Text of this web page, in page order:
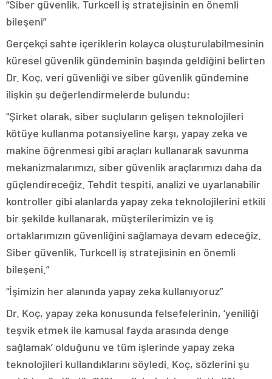
“Siber güvenlik, Turkcell iş stratejisinin en önemli
bileşeni”
Gerçekçi sahte içeriklerin kolayca oluşturulabilmesinin
küresel güvenlik gündeminin başında geldiğini belirten
Dr. Koç, veri güvenliği ve siber güvenlik gündemine
ilişkin şu değerlendirmelerde bulundu:
“Şirket olarak, siber suçluların gelişen teknolojileri
kötüye kullanma potansiyeline karşı, yapay zeka ve
makine öğrenmesi gibi araçları kullanarak savunma
mekanizmalarımızı, siber güvenlik araçlarımızı daha da
güçlendireceğiz. Tehdit tespiti, analizi ve uyarlanabilir
kontroller gibi alanlarda yapay zeka teknolojilerini etkili
bir şekilde kullanarak, müşterilerimizin ve iş
ortaklarımızın güvenliğini sağlamaya devam edeceğiz.
Siber güvenlik, Turkcell iş stratejisinin en önemli
bileşeni.”
“İşimizin her alanında yapay zeka kullanıyoruz”
Dr. Koç, yapay zeka konusunda felsefelerinin, ‘yeniliği
teşvik etmek ile kamusal fayda arasında denge
sağlamak’ olduğunu ve tüm işlerinde yapay zeka
teknolojileri kullandıklarını söyledi. Koç, sözlerini şu